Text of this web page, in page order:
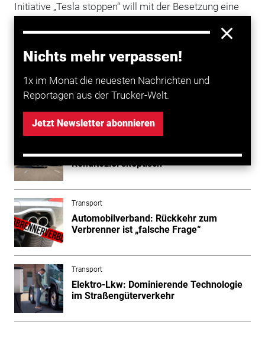
Nichts mehr verpassen!
1x im Monat die neuesten Nachrichten und
Reportagen aus der Trucker-Welt.
Jetzt Newsletter abonnieren
Initiative „Tesla stoppen“ will mit der Besetzung eine
Werkserweiterung verhindern. Die Initiative betont, sie
habe mit dem Anschlag auf den Strommasten nichts
Transport
Betriebsrat bei Daimler Truck sieht
Renditeziel skeptisch
Transport
Automobilverband: Rückkehr zum
Verbrenner ist „falsche Frage“
Transport
Elektro-Lkw: Dominierende Technologie
im Straßengüterverkehr